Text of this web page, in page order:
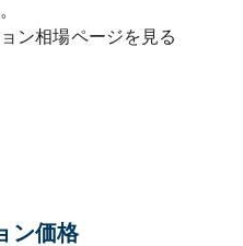
ン相場ページを見る
ン価格